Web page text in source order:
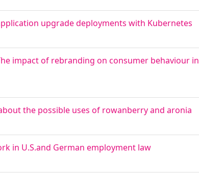
upgrade deployments with Kubernetes
impact of rebranding on consumer behaviour in
the possible uses of rowanberry and aronia
in U.S.and German employment law